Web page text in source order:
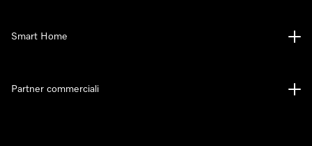
Smart Home
Partner commerciali